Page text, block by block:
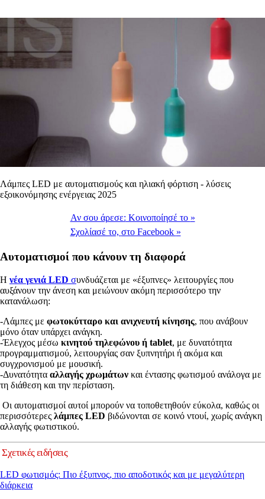
Λάμπες LED με αυτοματισμούς και ηλιακή φόρτιση - λύσεις
εξοικονόμησης ενέργειας 2025
Αν σου άρεσε: Κοινοποίησέ το »
Σχολίασέ το, στο Facebook »
Αυτοματισμοί που κάνουν τη διαφορά
Η νέα γενιά LED συνδυάζεται με «έξυπνες» λειτουργίες που
αυξάνουν την άνεση και μειώνουν ακόμη περισσότερο την
κατανάλωση:
-Λάμπες με φωτοκύτταρο και ανιχνευτή κίνησης, που ανάβουν
μόνο όταν υπάρχει ανάγκη.
-Έλεγχος μέσω κινητού τηλεφώνου ή tablet, με δυνατότητα
προγραμματισμού, λειτουργίας σαν ξυπνητήρι ή ακόμα και
συγχρονισμού με μουσική.
-Δυνατότητα αλλαγής χρωμάτων και έντασης φωτισμού ανάλογα με
τη διάθεση και την περίσταση.
Οι αυτοματισμοί αυτοί μπορούν να τοποθετηθούν εύκολα, καθώς οι
περισσότερες λάμπες LED βιδώνονται σε κοινό ντουί, χωρίς ανάγκη
αλλαγής φωτιστικού.
Σχετικές ειδήσεις
LED φωτισμός: Πιο έξυπνος, πιο αποδοτικός και με μεγαλύτερη
διάρκεια